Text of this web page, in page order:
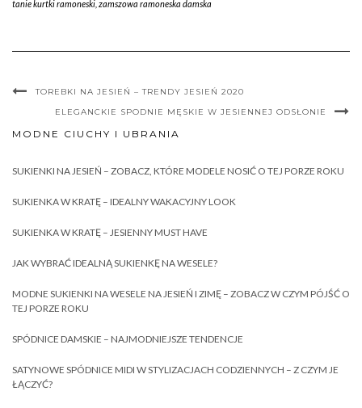
tanie kurtki ramoneski zamszowa ramoneska damska
TOREBKI NA JESIEŃ – TRENDY JESIEŃ 2020
ELEGANCKIE SPODNIE MĘSKIE W JESIENNEJ ODSŁONIE
MODNE CIUCHY I UBRANIA
SUKIENKI NA JESIEŃ – ZOBACZ, KTÓRE MODELE NOSIĆ O TEJ PORZE ROKU
SUKIENKA W KRATĘ – IDEALNY WAKACYJNY LOOK
SUKIENKA W KRATĘ – JESIENNY MUST HAVE
JAK WYBRAĆ IDEALNĄ SUKIENKĘ NA WESELE?
MODNE SUKIENKI NA WESELE NA JESIEŃ I ZIMĘ – ZOBACZ W CZYM PÓJŚĆ O
TEJ PORZE ROKU
SPÓDNICE DAMSKIE – NAJMODNIEJSZE TENDENCJE
SATYNOWE SPÓDNICE MIDI W STYLIZACJACH CODZIENNYCH – Z CZYM JE
ŁĄCZYĆ?